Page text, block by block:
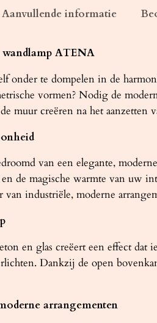
Aanvullende informatie
ATENA
onder te dompelen in de
vormen? Nodig de
muur creëren na het
van een elegante,
de magische warmte van uw
van industriële, moderne
en glas creëert een effect
Dankzij de open
arrangementen